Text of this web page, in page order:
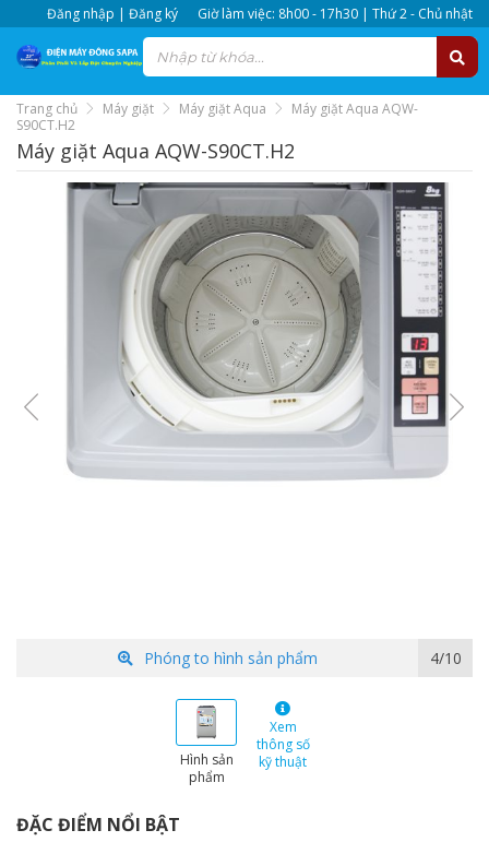
Đăng nhập | Đăng ký Giờ làm việc: 8h00 - 17h30 | Thứ 2 - Chủ nhật
Trang chủ Máy giặt Máy giặt Aqua
Máy giặt Aqua AQW-
S90CT.H2
Máy giặt Aqua AQW-S90CT.H2
Phóng to hình sản phẩm 5/10
Hình sản
phẩm
Xem
thông số
kỹ thuật
ĐẶC ĐIỂM NỔI BẬT